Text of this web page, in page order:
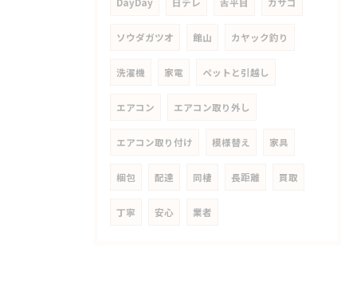
ソウダガツオ 館山 カヤック釣り
洗濯機 家電 ペットと引越し
エアコン エアコン取り外し
エアコン取り付け 模様替え 家具
梱包 配達 同棲 長距離 買取
丁寧 安心 業者